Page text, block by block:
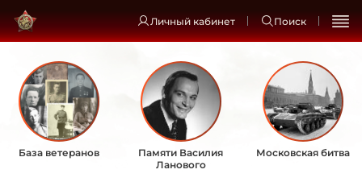
Личный кабинет Поиск
База ветеранов
Памяти Василия
Ланового
Московская битва